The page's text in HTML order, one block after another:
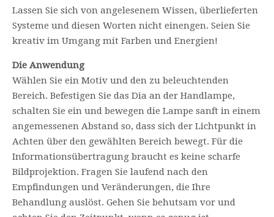
Lassen Sie sich von angelesenem Wissen, überlieferten
Systeme und diesen Worten nicht einengen. Seien Sie
kreativ im Umgang mit Farben und Energien!
Die Anwendung
Wählen Sie ein Motiv und den zu beleuchtenden
Bereich. Befestigen Sie das Dia an der Handlampe,
schalten Sie ein und bewegen die Lampe sanft in einem
angemessenen Abstand so, dass sich der Lichtpunkt in
Achten über den gewählten Bereich bewegt. Für die
Informationsübertragung braucht es keine scharfe
Bildprojektion. Fragen Sie laufend nach den
Empfindungen und Veränderungen, die Ihre
Behandlung auslöst. Gehen Sie behutsam vor und